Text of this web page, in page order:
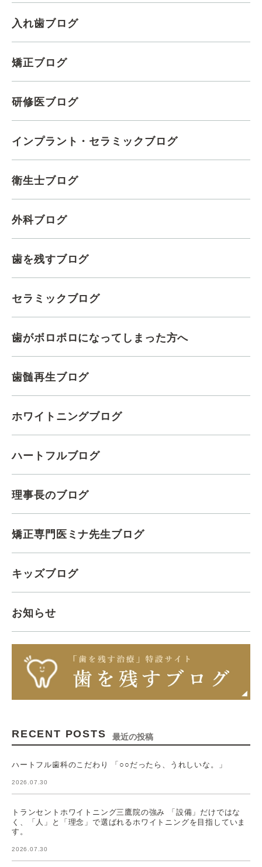
入れ歯ブログ
矯正ブログ
研修医ブログ
インプラント・セラミックブログ
衛生士ブログ
外科ブログ
歯を残すブログ
セラミックブログ
歯がボロボロになってしまった方へ
歯髄再生ブログ
ホワイトニングブログ
ハートフルブログ
理事長のブログ
矯正専門医ミナ先生ブログ
キッズブログ
お知らせ
RECENT POSTS 最近の投稿
ハートフル歯科のこだわり 「○○だったら、うれしいな。」
2026.07.30
トランセントホワイトニング三鷹院の強み 「設備」だけではな
く、「人」と「理念」で選ばれるホワイトニングを目指していま
す。
2026.07.30